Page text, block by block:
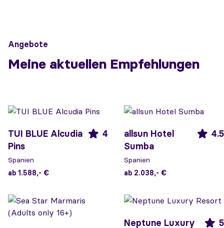
Angebote
Meine aktuellen Empfehlungen
TUI BLUE Alcudia
Pins
4
Spanien
ab 1.588,- €
allsun Hotel
Sumba
4.5
Spanien
ab 2.038,- €
Neptune Luxury 5